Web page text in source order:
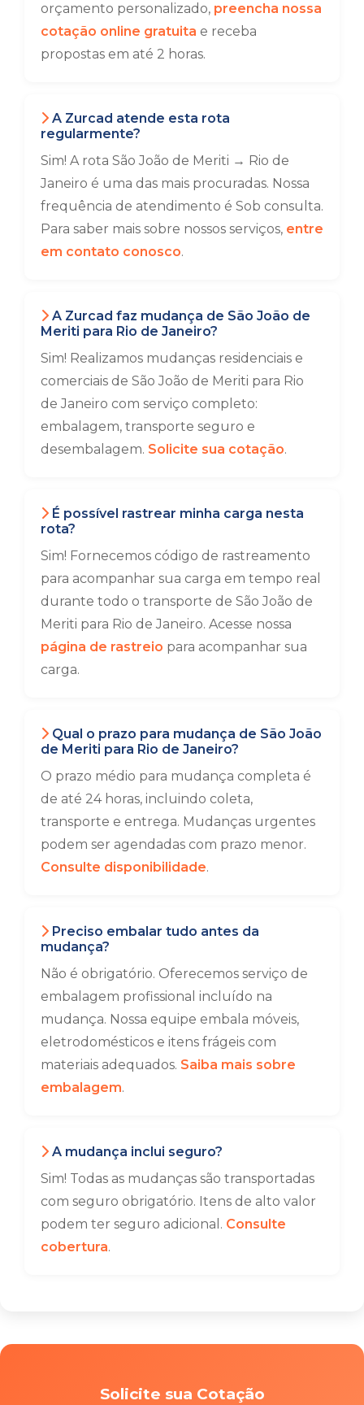
orçamento personalizado, preencha nossa
cotação online gratuita e receba
propostas em até 2 horas.
A Zurcad atende esta rota
regularmente?
Sim! A rota São João de Meriti → Rio de
Janeiro é uma das mais procuradas. Nossa
frequência de atendimento é Sob consulta.
Para saber mais sobre nossos serviços, entre
em contato conosco.
A Zurcad faz mudança de São João de
Meriti para Rio de Janeiro?
Sim! Realizamos mudanças residenciais e
comerciais de São João de Meriti para Rio
de Janeiro com serviço completo:
embalagem, transporte seguro e
desembalagem. Solicite sua cotação.
É possível rastrear minha carga nesta
rota?
Sim! Fornecemos código de rastreamento
para acompanhar sua carga em tempo real
durante todo o transporte de São João de
Meriti para Rio de Janeiro. Acesse nossa
página de rastreio para acompanhar sua
carga.
Qual o prazo para mudança de São João
de Meriti para Rio de Janeiro?
O prazo médio para mudança completa é
de até 24 horas, incluindo coleta,
transporte e entrega. Mudanças urgentes
podem ser agendadas com prazo menor.
Consulte disponibilidade.
Preciso embalar tudo antes da
mudança?
Não é obrigatório. Oferecemos serviço de
embalagem profissional incluído na
mudança. Nossa equipe embala móveis,
eletrodomésticos e itens frágeis com
materiais adequados. Saiba mais sobre
embalagem.
A mudança inclui seguro?
Sim! Todas as mudanças são transportadas
com seguro obrigatório. Itens de alto valor
podem ter seguro adicional. Consulte
cobertura.
Solicite sua Cotação